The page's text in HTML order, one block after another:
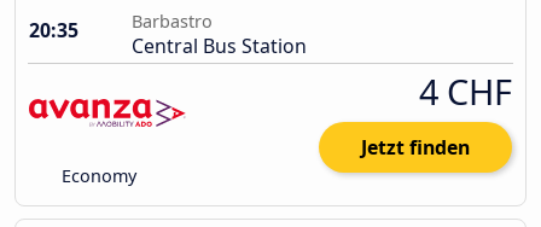
20:35
Barbastro
Central Bus Station
Economy
4 CHF
Jetzt finden